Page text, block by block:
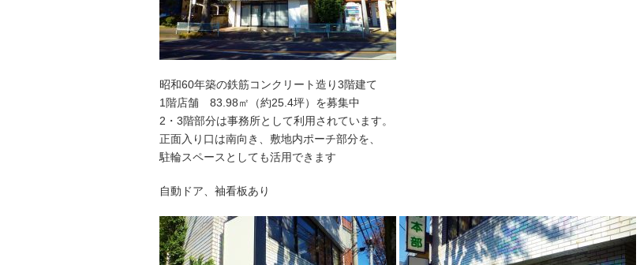
昭和60年築の鉄筋コンクリート造り3階建て
1階店舗 83.98㎡（約25.4坪）を募集中
2・3階部分は事務所として利用されています。
正面入り口は南向き、敷地内ポーチ部分を、
駐輪スペースとしても活用できます
自動ドア、袖看板あり